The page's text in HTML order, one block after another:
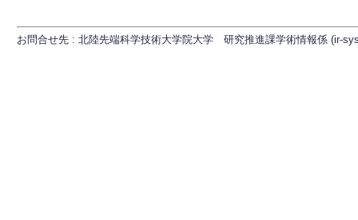
お問合せ先 : 北陸先端科学技術大学院大学 研究推進課学術情報係 (ir-